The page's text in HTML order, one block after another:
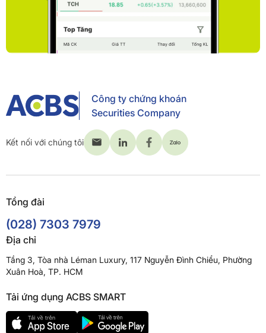
Công ty chứng khoán
Securities Company
Kết nối với chúng tôi
Tổng đài
(028) 7303 7979
Địa chỉ
Tầng 3, Tòa nhà Léman Luxury, 117 Nguyễn Đình Chiểu, Phường
Xuân Hoà, TP. HCM
Tải ứng dụng ACBS SMART